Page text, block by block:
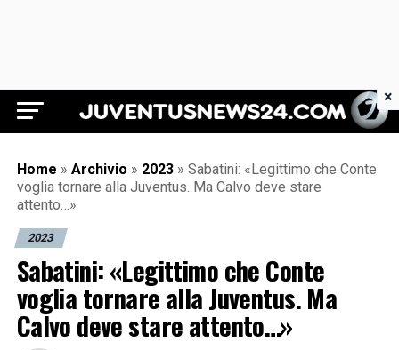
Juventus News 24
Home » Archivio » 2023 » Sabatini: «Legittimo che Conte
voglia tornare alla Juventus. Ma Calvo deve stare
attento…»
2023
Sabatini: «Legittimo che Conte
voglia tornare alla Juventus. Ma
Calvo deve stare attento…»
×